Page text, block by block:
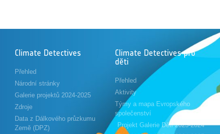
Climate Detectives
Přehled
Národní stránky
Galerie projektů 2024-2025
Zdroje
Data z Dálkového průzkumu
Země (DPZ)
Climate Detectives pro
děti
Přehled
Aktivity
Týmy a mapa Evropského
společenství
Projekt Galerie Děti 2023-2024